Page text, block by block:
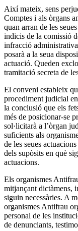
Així mateix, sens
Comptes i als òrgans
quan arran de les
indicis de la comissió
infracció
posarà a la seua
actuació. Queden
tramitació secreta de
El conveni estableix
procediment judicial
la conclusió que els
més de posicionar-se
sol·licitarà a l’òrgan
suficients als
de les seues
dels supòsits en què
actuacions.
Els organismes
mitjançant dictàmens,
siguin necessàries. A
organismes Antifrau
personal de les
de denunciants,